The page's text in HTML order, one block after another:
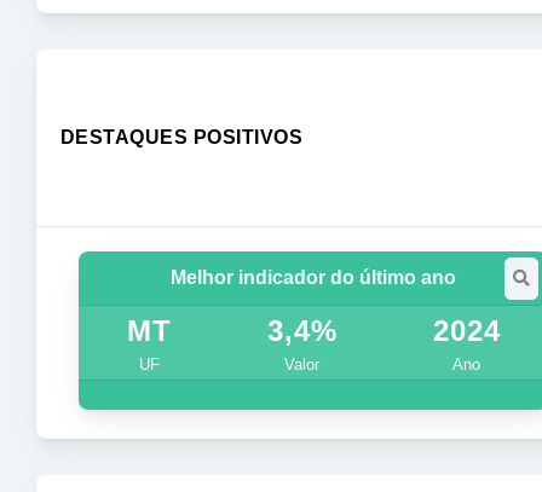
DESTAQUES POSITIVOS
Melhor indicador do último ano
MT
UF
3,4%
Valor
2024
Ano